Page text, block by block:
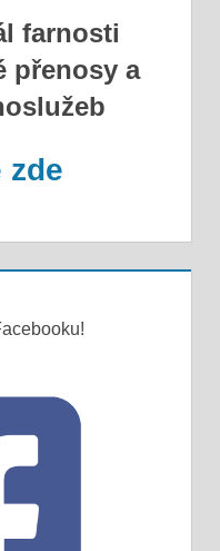
farnosti
přenosy a
zde